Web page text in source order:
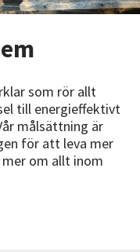
som rör allt
till energieffektivt
målsättning är
för att leva mer
om allt inom